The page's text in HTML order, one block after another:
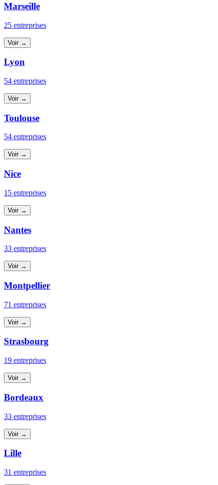
Marseille
25 entreprises
Voir →
Lyon
54 entreprises
Voir →
Toulouse
54 entreprises
Voir →
Nice
15 entreprises
Voir →
Nantes
33 entreprises
Voir →
Montpellier
71 entreprises
Voir →
Strasbourg
19 entreprises
Voir →
Bordeaux
33 entreprises
Voir →
Lille
31 entreprises